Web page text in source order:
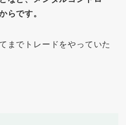
らです。
までトレードをやっていた